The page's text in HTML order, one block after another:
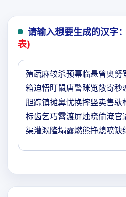
请输入想要生成的汉字：
表)